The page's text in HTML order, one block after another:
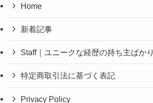
Home
新着記事
Staff｜ユニークな経歴の持ち主ばかり
特定商取引法に基づく表記
Privacy Policy